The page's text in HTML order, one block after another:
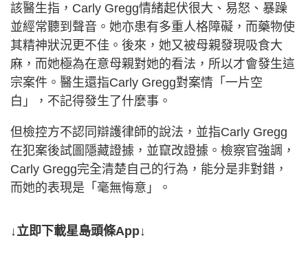
該醫生指，Carly Gregg情緒起伏很大、易怒、暴躁
並經常聽到聲音。她亦患有多重人格障礙，而藥物使
其精神狀況更不佳。後來，她又被母親發現吸食大
麻，而她極為在意母親對她的看法，所以才會發生這
宗案件。醫生還指Carly Gregg對案情「一片空
白」，不記得發生了什麼事。
但檢控方不認同辯護律師的說法，並指Carly Gregg
在犯案後試圖隱藏證據，並竄改證據。檢察官強調，
Carly Gregg完全清楚自己的行為，能分是非對錯，
而她的表現是「毫無悔意」。
↓立即下載星島頭條App↓